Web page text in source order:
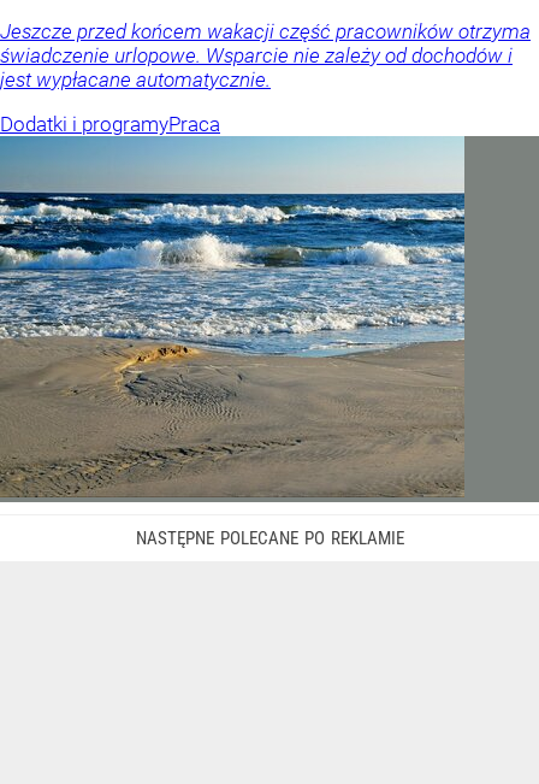
Jeszcze przed końcem wakacji część pracowników otrzyma
świadczenie urlopowe. Wsparcie nie zależy od dochodów i
jest wypłacane automatycznie.
Dodatki i programyPraca